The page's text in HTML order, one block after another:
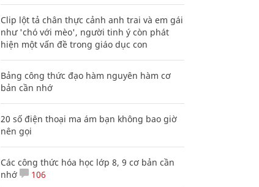
Clip lột tả chân thực cảnh anh trai và em gái
như 'chó với mèo', người tinh ý còn phát
hiện một vấn đề trong giáo dục con
Bảng công thức đạo hàm nguyên hàm cơ
bản cần nhớ
20 số điện thoại ma ám bạn không bao giờ
nên gọi
Các công thức hóa học lớp 8, 9 cơ bản cần
nhớ
106